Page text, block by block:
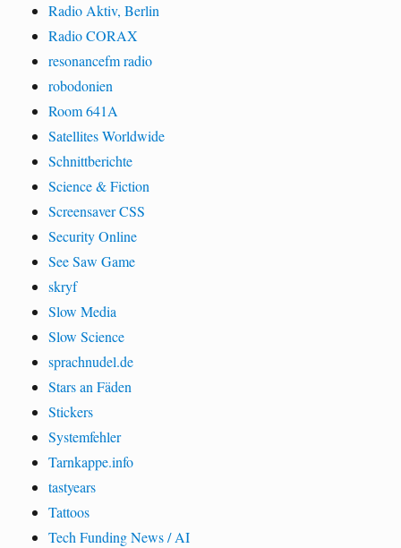
Radio Aktiv, Berlin
Radio CORAX
resonancefm radio
robodonien
Room 641A
Satellites Worldwide
Schnittberichte
Science & Fiction
Screensaver CSS
Security Online
See Saw Game
skryf
Slow Media
Slow Science
sprachnudel.de
Stars an Fäden
Stickers
Systemfehler
Tarnkappe.info
tastyears
Tattoos
Tech Funding News / AI